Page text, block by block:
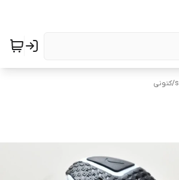
/کتونی